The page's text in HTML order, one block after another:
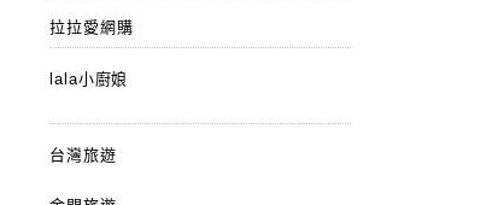
拉拉愛網購
lala小廚娘
台灣旅遊